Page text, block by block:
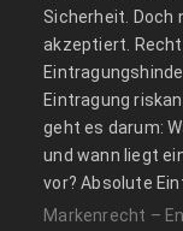
Sicherheit. Doch
akzeptiert.
Eintragung
geht es darum:
und wann liegt
vor? Absolute
Markenrecht –